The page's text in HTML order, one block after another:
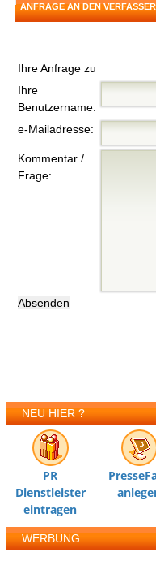
ANFRAGE AN DEN VERFASSER
Ihre Anfrage zu
Ihre
Benutzername:
e-Mailadresse:
Kommentar /
Frage:
NEU HIER ?
PR
Dienstleister
eintragen
WERBUNG